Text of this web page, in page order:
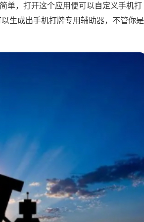
单，打开这个应用便可以自定义手机打
生成出手机打牌专用辅助器，不管你是